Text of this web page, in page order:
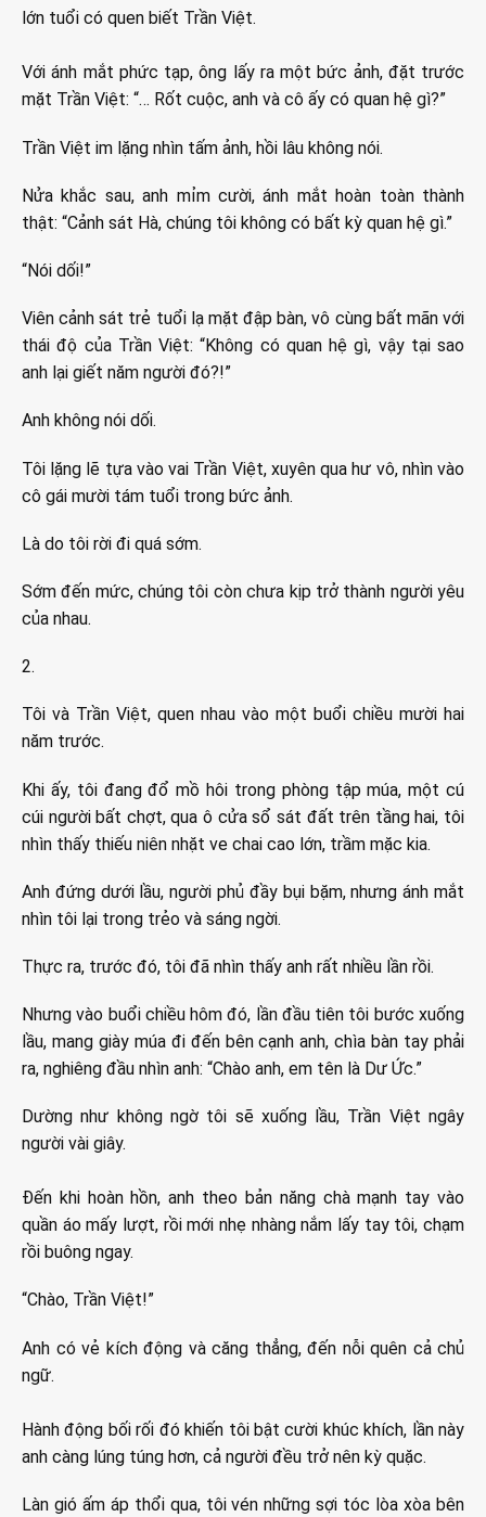
lớn tuổi có quen biết Trần Việt.
Với ánh mắt phức tạp, ông lấy ra một bức ảnh, đặt trước
mặt Trần Việt: “… Rốt cuộc, anh và cô ấy có quan hệ gì?”
Trần Việt im lặng nhìn tấm ảnh, hồi lâu không nói.
Nửa khắc sau, anh mỉm cười, ánh mắt hoàn toàn thành
thật: “Cảnh sát Hà, chúng tôi không có bất kỳ quan hệ gì.”
“Nói dối!”
Viên cảnh sát trẻ tuổi lạ mặt đập bàn, vô cùng bất mãn với
thái độ của Trần Việt: “Không có quan hệ gì, vậy tại sao
anh lại giết năm người đó?!”
Anh không nói dối.
Tôi lặng lẽ tựa vào vai Trần Việt, xuyên qua hư vô, nhìn vào
cô gái mười tám tuổi trong bức ảnh.
Là do tôi rời đi quá sớm.
Sớm đến mức, chúng tôi còn chưa kịp trở thành người yêu
của nhau.
2.
Tôi và Trần Việt, quen nhau vào một buổi chiều mười hai
năm trước.
Khi ấy, tôi đang đổ mồ hôi trong phòng tập múa, một cú
cúi người bất chợt, qua ô cửa sổ sát đất trên tầng hai, tôi
nhìn thấy thiếu niên nhặt ve chai cao lớn, trầm mặc kia.
Anh đứng dưới lầu, người phủ đầy bụi bặm, nhưng ánh mắt
nhìn tôi lại trong trẻo và sáng ngời.
Thực ra, trước đó, tôi đã nhìn thấy anh rất nhiều lần rồi.
Nhưng vào buổi chiều hôm đó, lần đầu tiên tôi bước xuống
lầu, mang giày múa đi đến bên cạnh anh, chìa bàn tay phải
ra, nghiêng đầu nhìn anh: “Chào anh, em tên là Dư Ức.”
Dường như không ngờ tôi sẽ xuống lầu, Trần Việt ngây
người vài giây.
Đến khi hoàn hồn, anh theo bản năng chà mạnh tay vào
quần áo mấy lượt, rồi mới nhẹ nhàng nắm lấy tay tôi, chạm
rồi buông ngay.
“Chào, Trần Việt!”
Anh có vẻ kích động và căng thẳng, đến nỗi quên cả chủ
ngữ.
Hành động bối rối đó khiến tôi bật cười khúc khích, lần này
anh càng lúng túng hơn, cả người đều trở nên kỳ quặc.
Làn gió ấm áp thổi qua, tôi vén những sợi tóc lòa xòa bên